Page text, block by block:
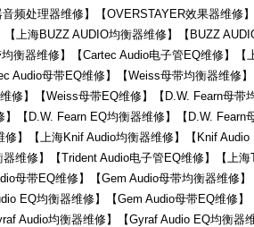
音频处理器维修】【OVERSTAYER效果器维修
上海BUZZ AUDIO均衡器维修】【BUZZ
衡器维修】【Cartec Audio电子管EQ维修】
Audio母带EQ维修】【Weiss母带均衡器维修
修】【Weiss母带EQ维修】【D.W. Fearn母带
】【D.W. Fearn EQ均衡器维修】【D.W.
修】【上海Knif Audio均衡器维修】【Knif
器维修】【Trident Audio电子管EQ维修】【上
母带EQ维修】【Gem Audio母带均衡器维修
EQ均衡器维修】【Gem Audio母带EQ维修
Audio均衡器维修】【Gyraf Audio EQ均衡器